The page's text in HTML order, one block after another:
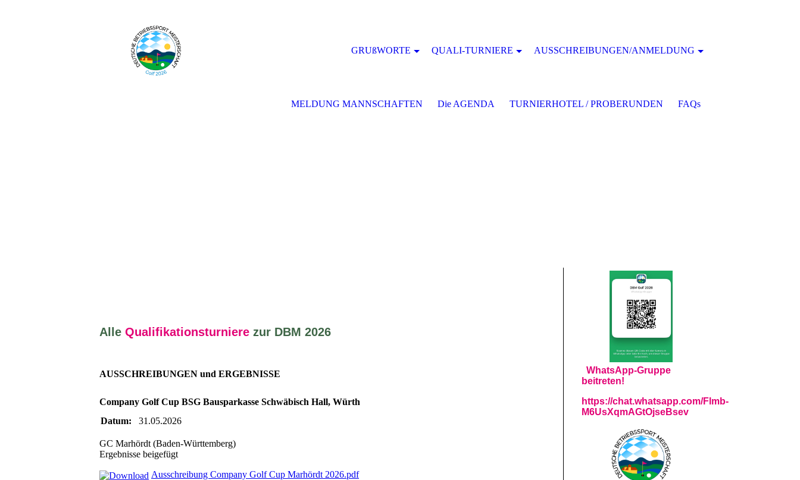
Alle Qualifikationsturniere zur DBM 2026
AUSSCHREIBUNGEN und ERGEBNISSE
Company Golf Cup BSG Bausparkasse Schwäbisch Hall, Würth
Datum:
31.05.2026
GC Marhördt (Baden-Württemberg)
Ergebnisse beigefügt
Ausschreibung Company Golf Cup Marhördt 2026.pdf
WhatsApp-Gruppe
beitreten!
https://chat.whatsapp.com/Flmb-
M6UsXqmAGtOjseBsev
GRUßWORTE QUALI-TURNIERE AUSSCHREIBUNGEN/ANMELDUNG
MELDUNG MANNSCHAFTEN Die AGENDA TURNIERHOTEL / PROBERUNDEN FAQs